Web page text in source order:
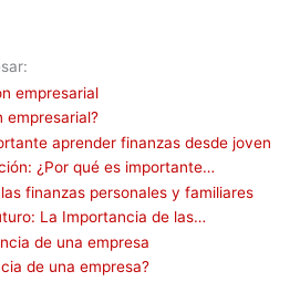
empresarial?
¿Por qué es importante…
La Importancia de las…
de una empresa?